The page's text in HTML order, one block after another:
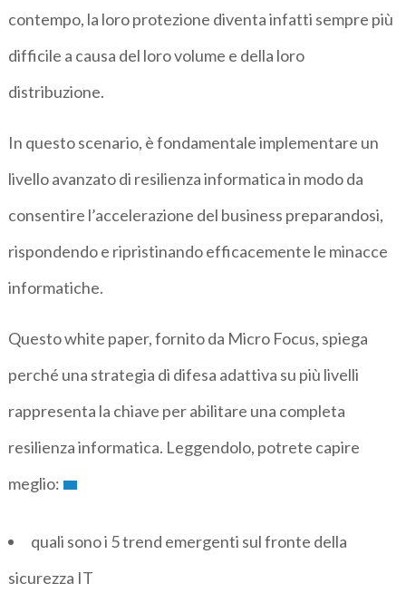
contempo, la loro protezione diventa infatti sempre più
difficile a causa del loro volume e della loro
distribuzione.
In questo scenario, è fondamentale implementare un
livello avanzato di resilienza informatica in modo da
consentire l’accelerazione del business preparandosi,
rispondendo e ripristinando efficacemente le minacce
informatiche.
Questo white paper, fornito da Micro Focus, spiega
perché una strategia di difesa adattiva su più livelli
rappresenta la chiave per abilitare una completa
resilienza informatica. Leggendolo, potrete capire
meglio:
quali sono i 5 trend emergenti sul fronte della
sicurezza IT